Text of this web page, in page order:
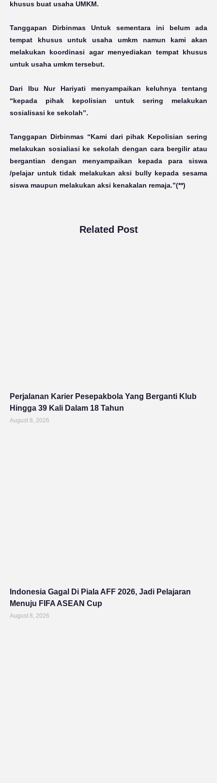
khusus buat usaha UMKM.
Tanggapan Dirbinmas Untuk sementara ini belum ada
tempat khusus untuk usaha umkm namun kami akan
melakukan koordinasi agar menyediakan tempat khusus
untuk usaha umkm tersebut.
Dari Ibu Nur Hariyati menyampaikan keluhnya tentang
“kepada pihak kepolisian untuk sering melakukan
sosialisasi ke sekolah”.
Tanggapan Dirbinmas “Kami dari pihak Kepolisian sering
melakukan sosialiasi ke sekolah dengan cara bergilir atau
bergantian dengan menyampaikan kepada para siswa
/pelajar untuk tidak melakukan aksi bully kepada sesama
siswa maupun melakukan aksi kenakalan remaja.”(**)
Related Post
Perjalanan Karier Pesepakbola Yang Berganti Klub
Hingga 39 Kali Dalam 18 Tahun
August 8, 2026
Indonesia Gagal Di Piala AFF 2026, Jadi Pelajaran
Menuju FIFA ASEAN Cup
August 8, 2026